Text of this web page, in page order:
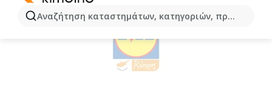
Αναζήτηση καταστημάτων, κατηγοριών, προϊόντων...